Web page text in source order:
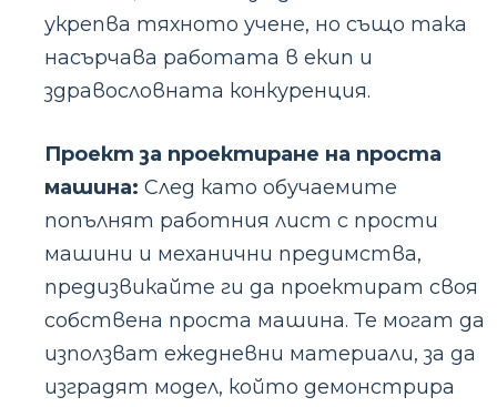
укрепва тяхното учене, но също така
насърчава работата в екип и
здравословната конкуренция.
Проект за проектиране на проста
машина: След като обучаемите
попълнят работния лист с прости
машини и механични предимства,
предизвикайте ги да проектират своя
собствена проста машина. Те могат да
използват ежедневни материали, за да
изградят модел, който демонстрира